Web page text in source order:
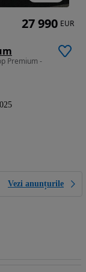
Premium -
Vezi anunțurile
27 990 EUR